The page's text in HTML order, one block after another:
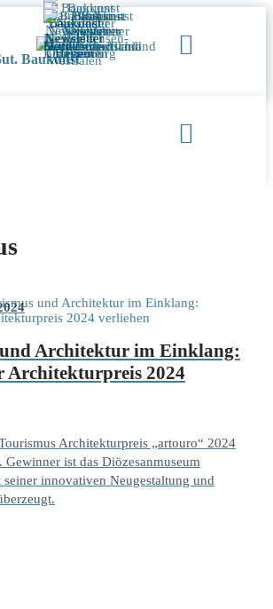
Baukunst
Architektur im Einklang:
Architekturpreis 2024
Architekturpreis „artouro“ 2024
ist das Diözesanmuseum
seiner innovativen Neugestaltung und